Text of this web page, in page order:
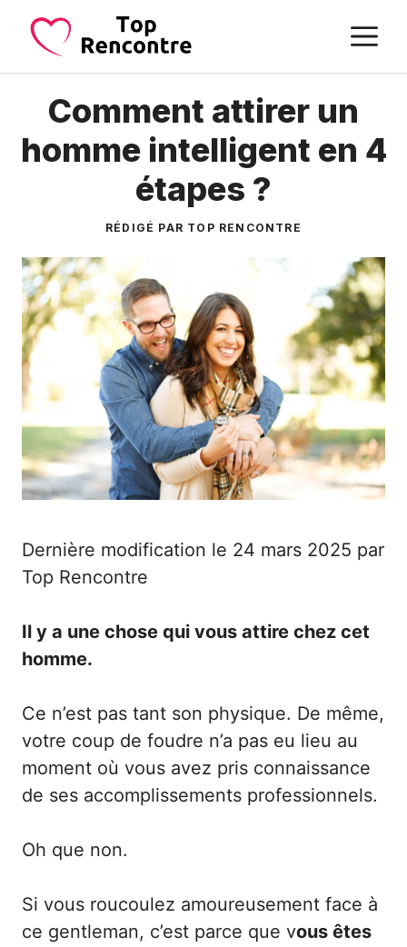
Aller
contenu
Comment attirer un
homme intelligent en 4
étapes ?
RÉDIGÉ PAR TOP RENCONTRE
Dernière modification le 24 mars 2025 par
Top Rencontre
Il y a une chose qui vous attire chez cet
homme.
Ce n’est pas tant son physique. De même,
votre coup de foudre n’a pas eu lieu au
moment où vous avez pris connaissance
de ses accomplissements professionnels.
Oh que non.
Si vous roucoulez amoureusement face à
ce gentleman, c’est parce que vous êtes